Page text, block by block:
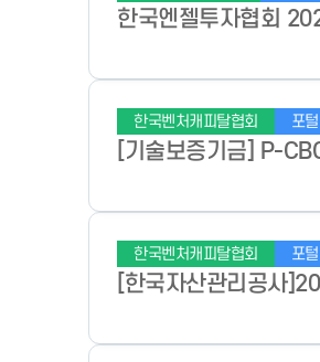
한국엔젤투자협회
한국벤처캐피탈협회 포
[기술보증기금] P-
한국벤처캐피탈협회 포
[한국자산관리공사